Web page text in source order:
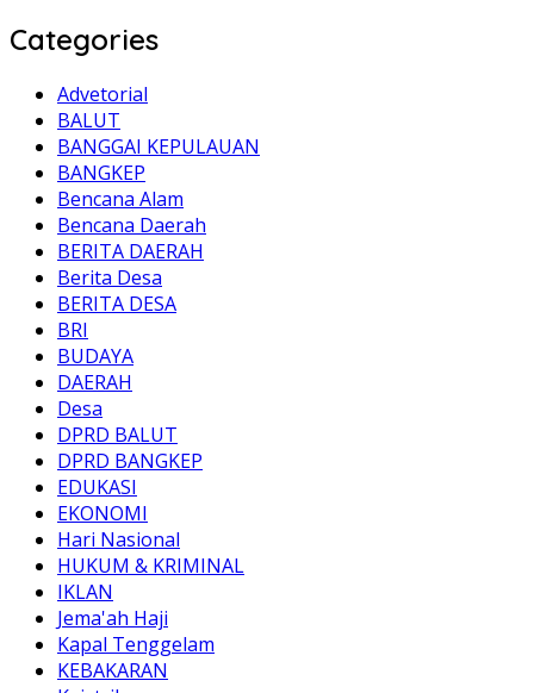
Categories
Advetorial
BALUT
BANGGAI KEPULAUAN
BANGKEP
Bencana Alam
Bencana Daerah
BERITA DAERAH
Berita Desa
BERITA DESA
BRI
BUDAYA
DAERAH
Desa
DPRD BALUT
DPRD BANGKEP
EDUKASI
EKONOMI
Hari Nasional
HUKUM & KRIMINAL
IKLAN
Jema'ah Haji
Kapal Tenggelam
KEBAKARAN